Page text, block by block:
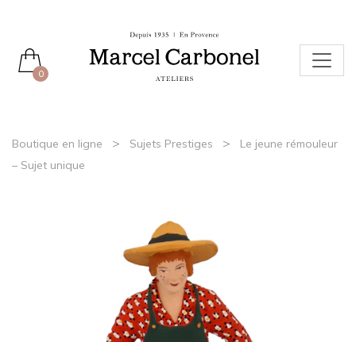
0
Boutique en ligne > Sujets Prestiges >
Le jeune rémouleur
– Sujet unique